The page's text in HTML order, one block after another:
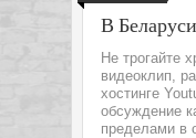
В
Не трогайте
видеоклип,
хостинге
обсуждение
пределами в